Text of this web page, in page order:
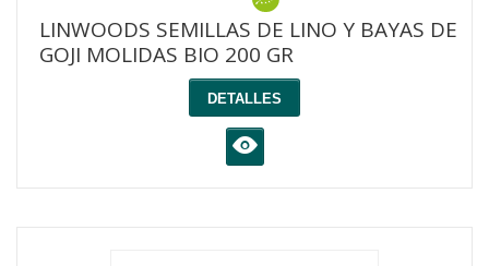
LINWOODS SEMILLAS DE LINO Y BAYAS DE
GOJI MOLIDAS BIO 200 GR
DETALLES
K